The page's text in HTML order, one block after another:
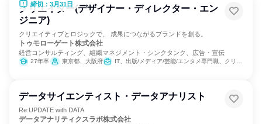
締切：3月31日
クリエイター(デザイナー・ディレクター・エン
ジニア)
クリエイティブとロジックで、 成果につながるブランドを創る。
トゥモローゲート株式会社
経営コンサルティング、組織マネジメント・シンクタンク、広告・宣伝
27年卒 東京都、大阪府 IT、出版/メディア/芸能/エンタメ専門職、クリエイティブ/デザイン職、マーケティング・広告・宣伝、商品企画
データサイエンティスト・データアナリスト
Re:UPDATE with DATA
データアナリティクスラボ株式会社